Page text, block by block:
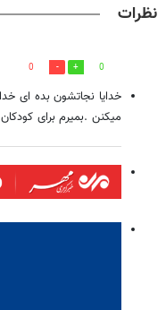
نظرات
0
0
خدایا نجاتشون بده ای
میکنن .بمیرم برای کودکان